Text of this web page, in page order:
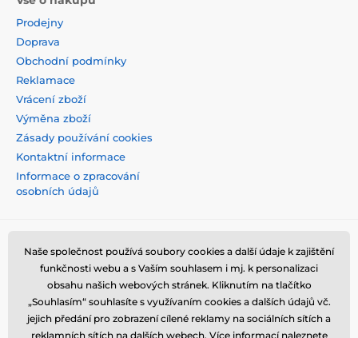
Prodejny
Doprava
Obchodní podmínky
Reklamace
Vrácení zboží
Výměna zboží
Zásady používání cookies
Kontaktní informace
Informace o zpracování
osobních údajů
Naše společnost používá soubory cookies a další údaje k zajištění
funkčnosti webu a s Vaším souhlasem i mj. k personalizaci
obsahu našich webových stránek. Kliknutím na tlačítko
„Souhlasím“ souhlasíte s využívaním cookies a dalších údajů vč.
jejich předání pro zobrazení cílené reklamy na sociálních sítích a
reklamních sítích na dalších webech. Více informací naleznete